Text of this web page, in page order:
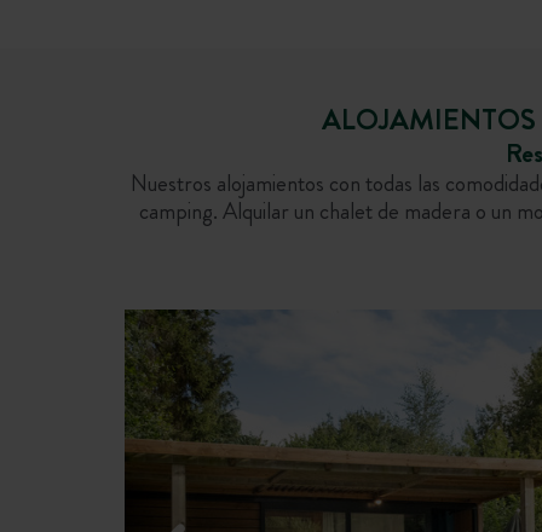
Nuestros alojamientos con todas las
camping. Alquilar un chalet de madera o un